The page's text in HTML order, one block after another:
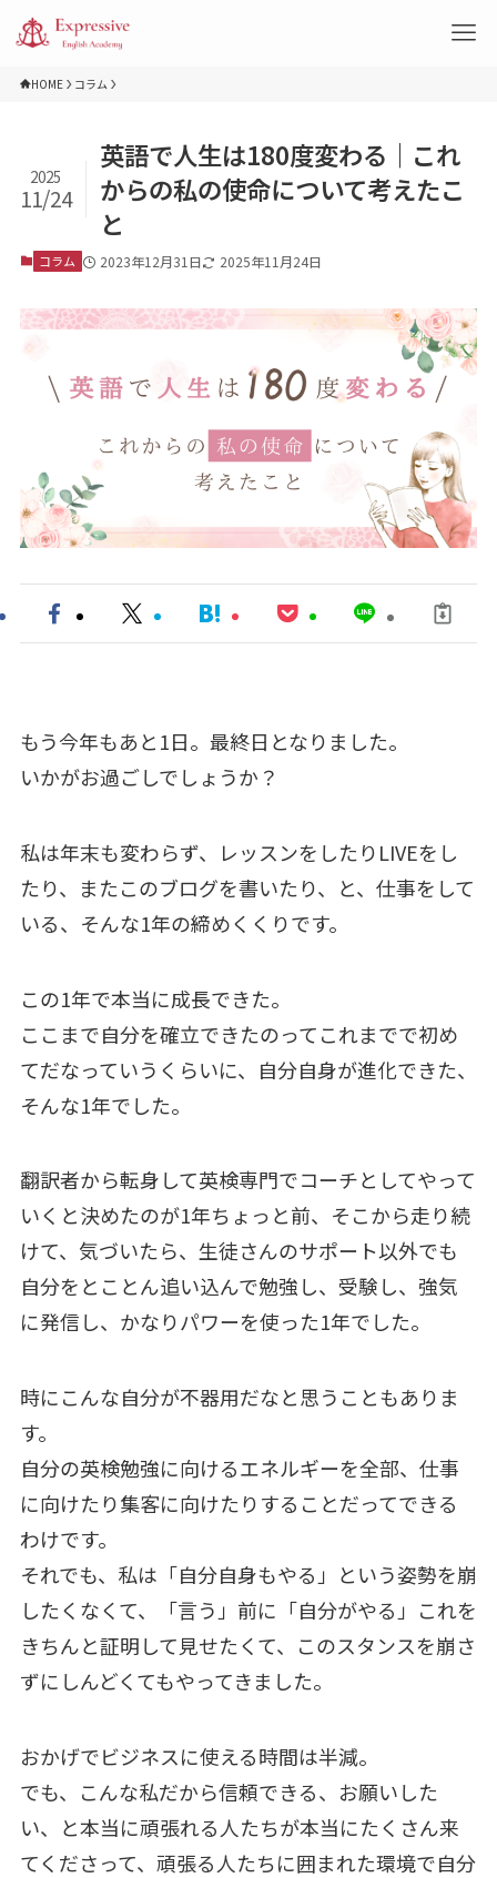
HOME コラム
英語で人生は180度変わる｜これ
からの私の使命について考えたこ
と
2025
11/24
コラム 2023年12月31日 2025年11月24日
もう今年もあと1日。最終日となりました。
いかがお過ごしでしょうか？
私は年末も変わらず、レッスンをしたりLIVEをし
たり、またこのブログを書いたり、と、仕事をして
いる、そんな1年の締めくくりです。
この1年で本当に成長できた。
ここまで自分を確立できたのってこれまでで初め
てだなっていうくらいに、自分自身が進化できた、
そんな1年でした。
翻訳者から転身して英検専門でコーチとしてやって
いくと決めたのが1年ちょっと前、そこから走り続
けて、気づいたら、生徒さんのサポート以外でも
自分をとことん追い込んで勉強し、受験し、強気
に発信し、かなりパワーを使った1年でした。
時にこんな自分が不器用だなと思うこともありま
す。
自分の英検勉強に向けるエネルギーを全部、仕事
に向けたり集客に向けたりすることだってできる
わけです。
それでも、私は「自分自身もやる」という姿勢を崩
したくなくて、「言う」前に「自分がやる」これを
きちんと証明して見せたくて、このスタンスを崩さ
ずにしんどくてもやってきました。
おかげでビジネスに使える時間は半減。
でも、こんな私だから信頼できる、お願いした
い、と本当に頑張れる人たちが本当にたくさん来
てくださって、頑張る人たちに囲まれた環境で自分